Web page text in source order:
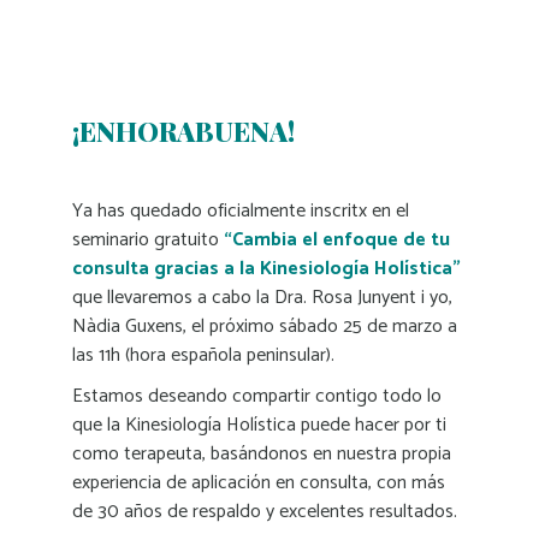
¡ENHORABUENA!
Ya has quedado oficialmente inscritx en el
seminario gratuito “Cambia el enfoque de tu
consulta gracias a la Kinesiología Holística”
que llevaremos a cabo la Dra. Rosa Junyent i yo,
Nàdia Guxens, el próximo sábado 25 de marzo a
las 11h (hora española peninsular).
Estamos deseando compartir contigo todo lo
que la Kinesiología Holística puede hacer por ti
como terapeuta, basándonos en nuestra propia
experiencia de aplicación en consulta, con más
de 30 años de respaldo y excelentes resultados.